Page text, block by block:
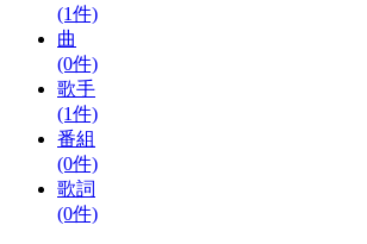
(1件)
曲
(0件)
歌手
(1件)
番組
(0件)
歌詞
(0件)